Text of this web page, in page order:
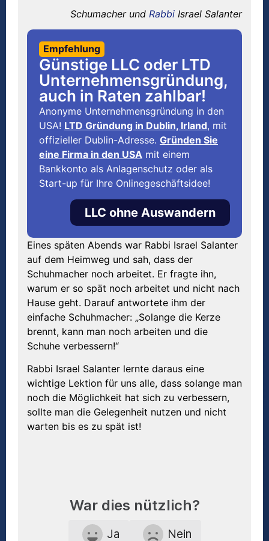
Schumacher und Rabbi Israel Salanter
Empfehlung
Günstige LLC oder LTD
Unternehmensgründung,
auch in Raten zahlbar!
Anonyme Unternehmensgründung in den
USA! LTD Gründung in Dublin, Irland, mit
offizieller Dublin-Adresse. Gründen Sie
eine Firma in den USA mit einem
Bankkonto als Anlagenschutz oder als
Start-up für Ihre Onlinegeschäftsidee!
LLC ohne Auswandern
Eines späten Abends war Rabbi Israel Salanter
auf dem Heimweg und sah, dass der
Schuhmacher noch arbeitet. Er fragte ihn,
warum er so spät noch arbeitet und nicht nach
Hause geht. Darauf antwortete ihm der
einfache Schuhmacher: „Solange die Kerze
brennt, kann man noch arbeiten und die
Schuhe verbessern!“
Rabbi Israel Salanter lernte daraus eine
wichtige Lektion für uns alle, dass solange man
noch die Möglichkeit hat sich zu verbessern,
sollte man die Gelegenheit nutzen und nicht
warten bis es zu spät ist!
War dies nützlich?
Ja Nein